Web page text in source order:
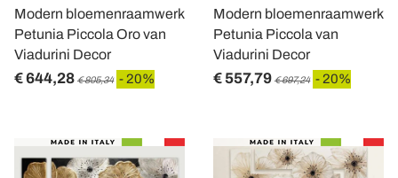
Modern bloemenraamwerk
Petunia Piccola Oro van
Viadurini Decor
€ 644,28 € 805,34 - 20%
Modern bloemenraamwerk
Petunia Piccola van
Viadurini Decor
€ 557,79 € 697,24 - 20%